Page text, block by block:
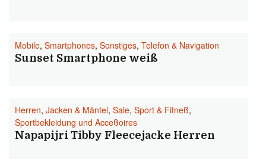
Mobile, Smartphones, Sonstiges, Telefon & Navigation
Sunset Smartphone weiß
Herren, Jacken & Mäntel, Sale, Sport & Fitneß,
Sportbekleidung und Acceßoires
Napapijri Tibby Fleecejacke Herren